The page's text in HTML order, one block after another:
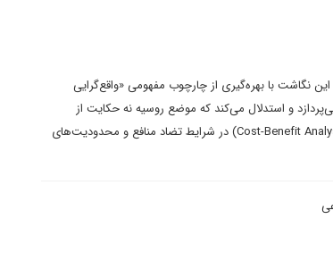
نگاشت با بهره‌گیری از چارچوب مفهومی «واقع‌گرایی
و استدلال می‌کند که موضع روسیه نه حکایت از
هم‌پیمانی توخالی، بلکه بازتابی از ارزیابی دقیق «هزینه-فایده» (Cost-Benefit Analysis) در شرایط تضاد منافع و محدودیت‌های